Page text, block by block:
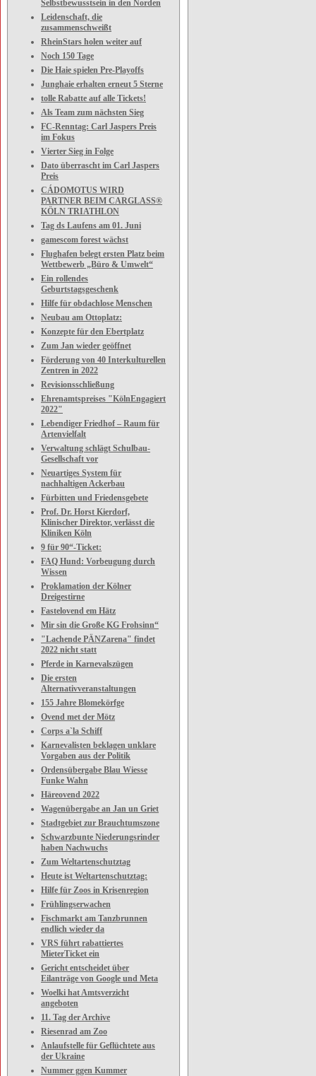
Selbstbewusstsein in den Norden
Leidenschaft, die
zusammenschweißt
RheinStars holen weiter auf
Noch 150 Tage
Die Haie spielen Pre-Playoffs
Junghaie erhalten erneut 5 Sterne
tolle Rabatte auf alle Tickets!
Als Team zum nächsten Sieg
FC-Renntag: Carl Jaspers Preis
im Fokus
Vierter Sieg in Folge
Dato überrascht im Carl Jaspers
Preis
CÁDOMOTUS WIRD
PARTNER BEIM CARGLASS®
KÖLN TRIATHLON
Tag ds Laufens am 01. Juni
gamescom forest wächst
Flughafen belegt ersten Platz beim
Wettbewerb „Büro & Umwelt“
Ein rollendes
Geburtstagsgeschenk
Hilfe für obdachlose Menschen
Neubau am Ottoplatz:
Konzepte für den Ebertplatz
Zum Jan wieder geöffnet
Förderung von 40 Interkulturellen
Zentren in 2022
Revisionsschließung
Ehrenamtspreises "KölnEngagiert
2022"
Lebendiger Friedhof – Raum für
Artenvielfalt
Verwaltung schlägt Schulbau-
Gesellschaft vor
Neuartiges System für
nachhaltigen Ackerbau
Fürbitten und Friedensgebete
Prof. Dr. Horst Kierdorf,
Klinischer Direktor, verlässt die
Kliniken Köln
9 für 90“-Ticket:
FAQ Hund: Vorbeugung durch
Wissen
Proklamation der Kölner
Dreigestirne
Fastelovend em Hätz
Mir sin die Große KG Frohsinn“
"Lachende PÄNZarena" findet
2022 nicht statt
Pferde in Karnevalszügen
Die ersten
Alternativveranstaltungen
155 Jahre Blomekörfge
Ovend met der Mötz
Corps a`la Schiff
Karnevalisten beklagen unklare
Vorgaben aus der Politik
Ordensübergabe Blau Wiesse
Funke Wahn
Häreovend 2022
Wagenübergabe an Jan un Griet
Stadtgebiet zur Brauchtumszone
Schwarzbunte Niederungsrinder
haben Nachwuchs
Zum Weltartenschutztag
Heute ist Weltartenschutztag:
Hilfe für Zoos in Krisenregion
Frühlingserwachen
Fischmarkt am Tanzbrunnen
endlich wieder da
VRS führt rabattiertes
MieterTicket ein
Gericht entscheidet über
Eilanträge von Google und Meta
Woelki hat Amtsverzicht
angeboten
11. Tag der Archive
Riesenrad am Zoo
Anlaufstelle für Geflüchtete aus
der Ukraine
Nummer ggen Kummer